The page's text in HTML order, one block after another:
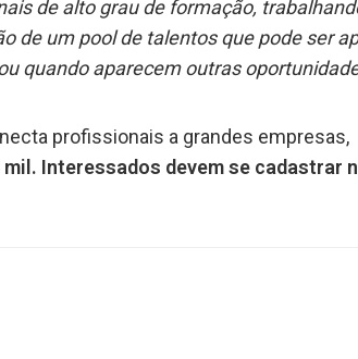
de alto grau de formação,
de um pool de talentos que pode ser
quando aparecem outras
profissionais a grandes empresas,
Interessados devem se cadastrar